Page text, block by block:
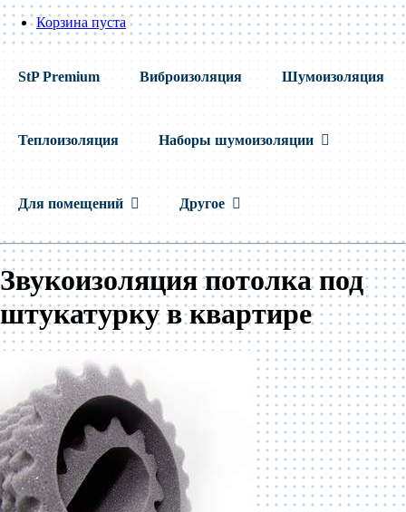
Корзина пуста
StP Premium Виброизоляция Шумоизоляция
Теплоизоляция Наборы шумоизоляции
Для помещений Другое
Звукоизоляция потолка под
штукатурку в квартире